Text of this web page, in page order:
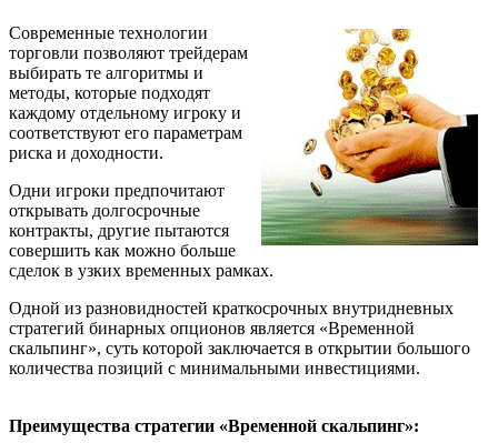
Современные технологии
торговли позволяют трейдерам
выбирать те алгоритмы и
методы, которые подходят
каждому отдельному игроку и
соответствуют его параметрам
риска и доходности.
Одни игроки предпочитают
открывать долгосрочные
контракты, другие пытаются
совершить как можно больше
сделок в узких временных рамках.
Одной из разновидностей краткосрочных внутридневных
стратегий бинарных опционов является «Временной
скальпинг», суть которой заключается в открытии большого
количества позиций с минимальными инвестициями.
Преимущества стратегии «Временной скальпинг»: